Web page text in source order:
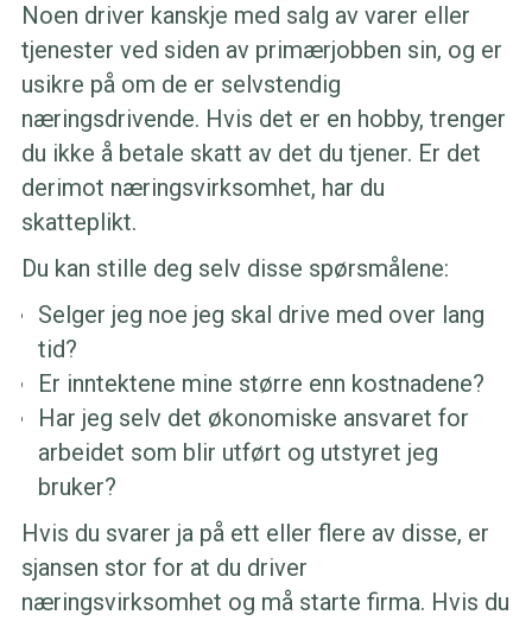
Noen driver kanskje med salg av varer eller
tjenester ved siden av primærjobben sin, og er
usikre på om de er selvstendig
næringsdrivende. Hvis det er en hobby, trenger
du ikke å betale skatt av det du tjener. Er det
derimot næringsvirksomhet, har du
skatteplikt.
Du kan stille deg selv disse spørsmålene:
Selger jeg noe jeg skal drive med over lang
tid?
Er inntektene mine større enn kostnadene?
Har jeg selv det økonomiske ansvaret for
arbeidet som blir utført og utstyret jeg
bruker?
Hvis du svarer ja på ett eller flere av disse, er
sjansen stor for at du driver
næringsvirksomhet og må starte firma. Hvis du